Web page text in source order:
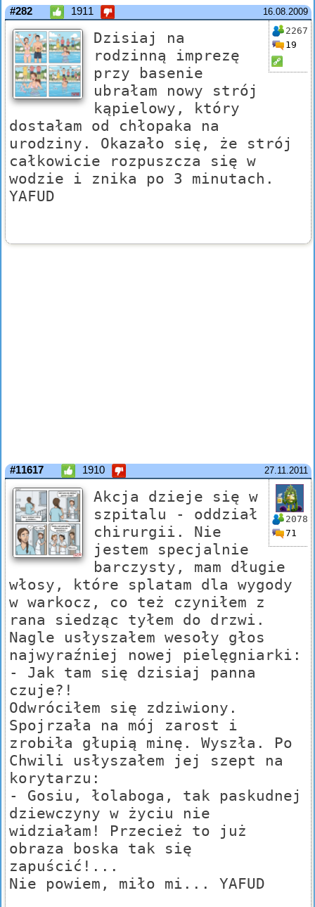
16.08.2009
#282 1911
2267
19
Dzisiaj na
rodzinną imprezę
przy basenie
ubrałam nowy strój
kąpielowy, który
dostałam od chłopaka na
urodziny. Okazało się, że strój
całkowicie rozpuszcza się w
wodzie i znika po 3 minutach.
YAFUD
27.11.2011
#11617 1910
2078
71
Akcja dzieje się w
szpitalu - oddział
chirurgii. Nie
jestem specjalnie
barczysty, mam długie
włosy, które splatam dla wygody
w warkocz, co też czyniłem z
rana siedząc tyłem do drzwi.
Nagle usłyszałem wesoły głos
najwyraźniej nowej pielęgniarki:
- Jak tam się dzisiaj panna
czuje?!
Odwróciłem się zdziwiony.
Spojrzała na mój zarost i
zrobiła głupią minę. Wyszła. Po
Chwili usłyszałem jej szept na
korytarzu:
- Gosiu, łolaboga, tak paskudnej
dziewczyny w życiu nie
widziałam! Przecież to już
obraza boska tak się
zapuścić!...
Nie powiem, miło mi... YAFUD